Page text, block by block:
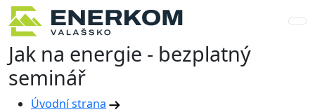
Jak na energie - bezplatný
seminář
Úvodní strana